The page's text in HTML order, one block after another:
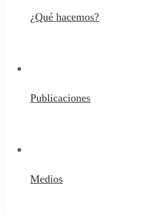
¿Qué hacemos?
Publicaciones
Medios